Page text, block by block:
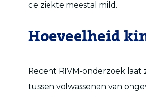
de ziekte meestal mild.
Hoeveelheid
Recent RIVM-onderzoek laat
tussen volwassenen van